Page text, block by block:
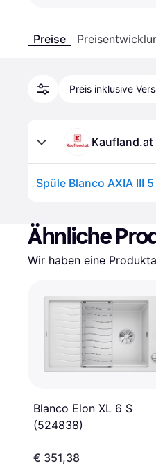
Preise
Preis inklusive
Kaufland.at
Ähnliche
Wir haben eine
Blanco Elon XL 6 S
(524838)
€ 351,38